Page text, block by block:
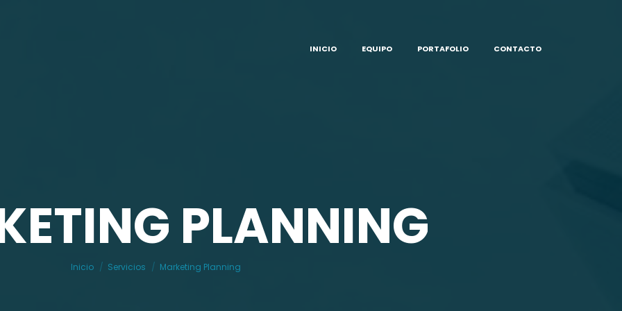
INICIO EQUIPO PORTAFOLIO CONTACTO
PLANNING
Estás aquí:
Inicio Servicios Marketing Planning